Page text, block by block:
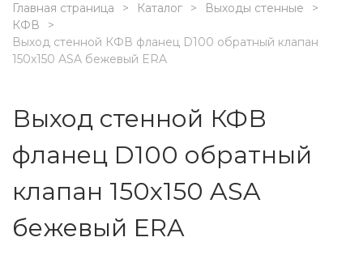
Главная страница Каталог
Выходы стенные
КФВ
Выход стенной КФВ фланец D100 обратный клапан
150x150 ASA бежевый ERA
Выход стенной КФВ
фланец D100 обратный
клапан 150x150 ASA
бежевый ERA